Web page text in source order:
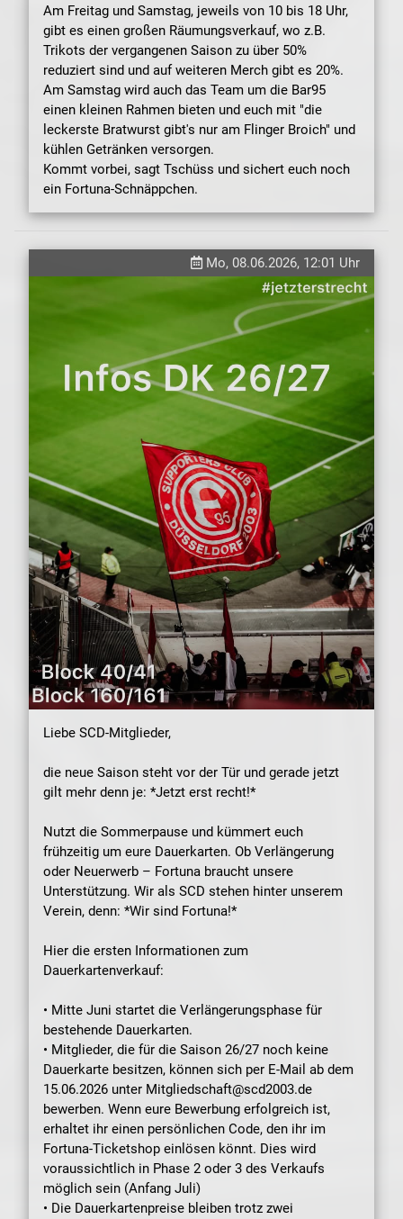
Am Freitag und Samstag, jeweils von 10 bis 18 Uhr,
gibt es einen großen Räumungsverkauf, wo z.B.
Trikots der vergangenen Saison zu über 50%
reduziert sind und auf weiteren Merch gibt es 20%.
Am Samstag wird auch das Team um die Bar95
einen kleinen Rahmen bieten und euch mit "die
leckerste Bratwurst gibt's nur am Flinger Broich" und
kühlen Getränken versorgen.
Kommt vorbei, sagt Tschüss und sichert euch noch
ein Fortuna-Schnäppchen.
Mo, 08.06.2026, 12:01 Uhr
Liebe SCD-Mitglieder,
die neue Saison steht vor der Tür und gerade jetzt
gilt mehr denn je: *Jetzt erst recht!*
Nutzt die Sommerpause und kümmert euch
frühzeitig um eure Dauerkarten. Ob Verlängerung
oder Neuerwerb – Fortuna braucht unsere
Unterstützung. Wir als SCD stehen hinter unserem
Verein, denn: *Wir sind Fortuna!*
Hier die ersten Informationen zum
Dauerkartenverkauf:
• Mitte Juni startet die Verlängerungsphase für
bestehende Dauerkarten.
• Mitglieder, die für die Saison 26/27 noch keine
Dauerkarte besitzen, können sich per E-Mail ab dem
15.06.2026 unter Mitgliedschaft@scd2003.de
bewerben. Wenn eure Bewerbung erfolgreich ist,
erhaltet ihr einen persönlichen Code, den ihr im
Fortuna-Ticketshop einlösen könnt. Dies wird
voraussichtlich in Phase 2 oder 3 des Verkaufs
möglich sein (Anfang Juli)
• Die Dauerkartenpreise bleiben trotz zwei